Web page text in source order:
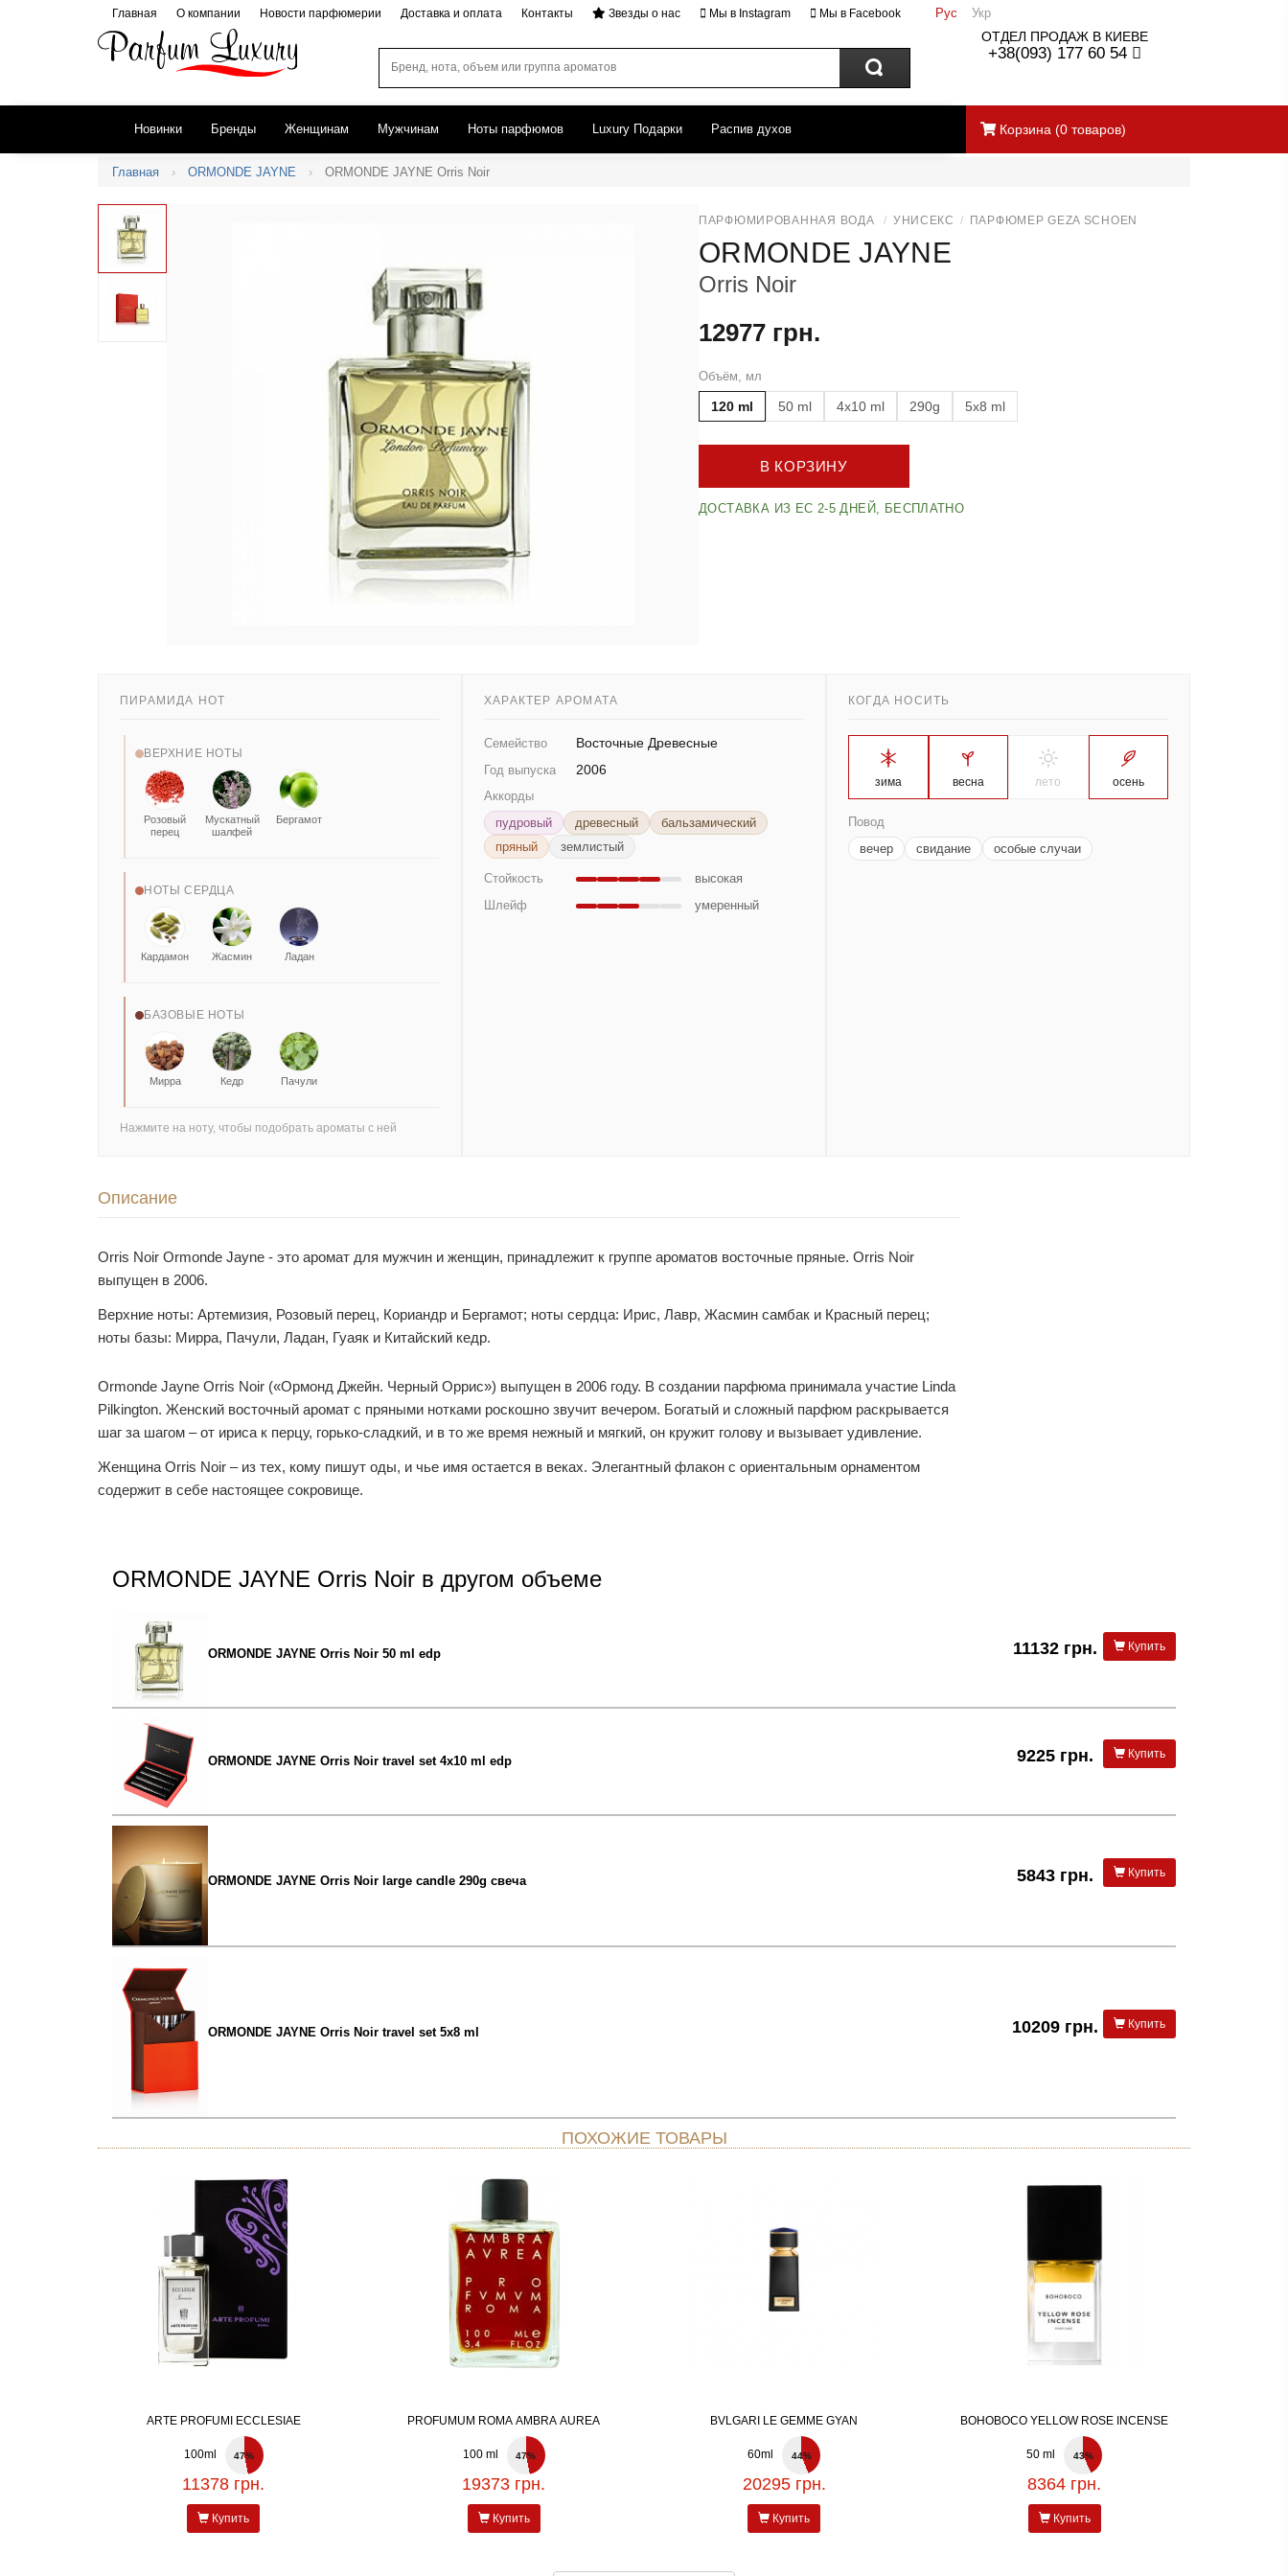
Главная О компании Новости парфюмерии Доставка и оплата Контакты Звезды о нас Мы в Instagram Мы в Facebook Рус Укр
ОТДЕЛ ПРОДАЖ В КИЕВЕ
+38(093) 177 60 54
Новинки Бренды Женщинам Мужчинам Ноты парфюмов Luxury Подарки Распив духов Корзина (0 товаров)
Главная ORMONDE JAYNE ORMONDE JAYNE Orris Noir
ПАРФЮМИРОВАННАЯ ВОДА / УНИСЕКС / ПАРФЮМЕР GEZA SCHOEN
ORMONDE JAYNE
Orris Noir
12977 грн.
Объём, мл
120 ml 50 ml 4x10 ml 290g 5x8 ml
В КОРЗИНУ
ДОСТАВКА ИЗ ЕС 2-5 ДНЕЙ, БЕСПЛАТНО
ПИРАМИДА НОТ
ВЕРХНИЕ НОТЫ
Розовый
перец
Мускатный
шалфей
Бергамот
НОТЫ СЕРДЦА
Кардамон Жасмин Ладан
БАЗОВЫЕ НОТЫ
Мирра Кедр Пачули
Нажмите на ноту, чтобы подобрать ароматы с ней
ХАРАКТЕР АРОМАТА
Семейство Восточные Древесные
Год выпуска 2006
Аккорды
пудровый
древесный
бальзамический
пряный
землистый
Стойкость
высокая
Шлейф
умеренный
КОГДА НОСИТЬ
зима весна лето осень
Повод
вечер
свидание особые случаи
Описание
Orris Noir Ormonde Jayne - это аромат для мужчин и женщин, принадлежит к группе ароматов восточные пряные. Orris Noir
выпущен в 2006.
Верхние ноты: Артемизия, Розовый перец, Кориандр и Бергамот; ноты сердца: Ирис, Лавр, Жасмин самбак и Красный перец;
ноты базы: Мирра, Пачули, Ладан, Гуаяк и Китайский кедр.
Ormonde Jayne Orris Noir («Ормонд Джейн. Черный Оррис») выпущен в 2006 году. В создании парфюма принимала участие Linda
Pilkington. Женский восточный аромат с пряными нотками роскошно звучит вечером. Богатый и сложный парфюм раскрывается
шаг за шагом – от ириса к перцу, горько-сладкий, и в то же время нежный и мягкий, он кружит голову и вызывает удивление.
Женщина Orris Noir – из тех, кому пишут оды, и чье имя остается в веках. Элегантный флакон с ориентальным орнаментом
содержит в себе настоящее сокровище.
ORMONDE JAYNE Orris Noir в другом объеме
ORMONDE JAYNE Orris Noir 50 ml edp 11132 грн. Купить
ORMONDE JAYNE Orris Noir travel set 4x10 ml edp 9225 грн. Купить
ORMONDE JAYNE Orris Noir large candle 290g свеча 5843 грн. Купить
ORMONDE JAYNE Orris Noir travel set 5x8 ml 10209 грн. Купить
ПОХОЖИЕ ТОВАРЫ
ARTE PROFUMI ECCLESIAE
100ml 47%
11378 грн.
Купить
PROFUMUM ROMA AMBRA AUREA
100 ml 47%
19373 грн.
Купить
BVLGARI LE GEMME GYAN
60ml 44%
20295 грн.
Купить
BOHOBOCO YELLOW ROSE INCENSE
50 ml 43%
8364 грн.
Купить